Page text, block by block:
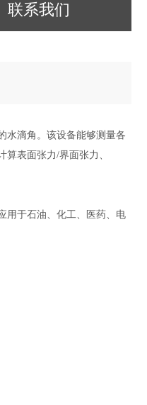
联系我们
水滴角。该设备能够测量各
表面张力/界面张力、
用于石油、化工、医药、电